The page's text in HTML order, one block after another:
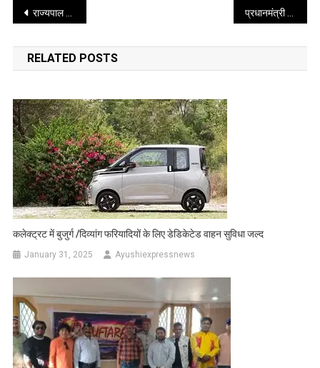
Post
navigation
राज्यपाल ने आज क्वॉन्टम विश्वविद्यालय, रुड़की, हरिद्वार के चौथे दीक्षांत समारोह में प्रतिभाग किया प्रधानमंत्री ने सीमा सुरक्षा बल को उनके स्थापना दिवस के अवसर पर शुभकामनाएं दीं
RELATED POSTS
कलेक्ट्रट में बुजुर्ग /दिव्यांग फरियादियों के लिए डेडिकेटेड वाहन सुविधा जल्द
January 31, 2025 Ayushiexpressnews